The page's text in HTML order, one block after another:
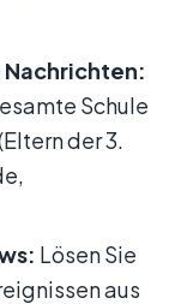
Schule
der 3.
Lösen Sie
aus